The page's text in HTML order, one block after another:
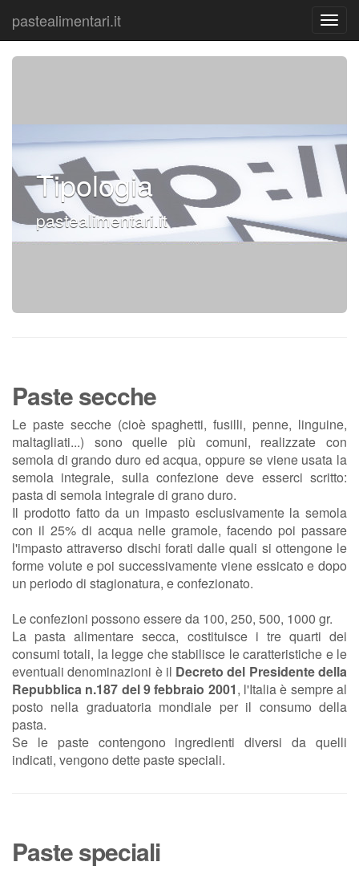
pastealimentari.it
Tipologia
pastealimentari.it
Paste secche
Le paste secche (cioè spaghetti, fusilli, penne, linguine,
maltagliati...) sono quelle più comuni, realizzate con
semola di grando duro ed acqua, oppure se viene usata la
semola integrale, sulla confezione deve esserci scritto:
pasta di semola integrale di grano duro.
Il prodotto fatto da un impasto esclusivamente la semola
con il 25% di acqua nelle gramole, facendo poi passare
l'impasto attraverso dischi forati dalle quali si ottengone le
forme volute e poi successivamente viene essicato e dopo
un periodo di stagionatura, e confezionato.
Le confezioni possono essere da 100, 250, 500, 1000 gr.
La pasta alimentare secca, costituisce i tre quarti dei
consumi totali, la legge che stabilisce le caratteristiche e le
eventuali denominazioni è il Decreto del Presidente della
Repubblica n.187 del 9 febbraio 2001, l'Italia è sempre al
posto nella graduatoria mondiale per il consumo della
pasta.
Se le paste contengono ingredienti diversi da quelli
indicati, vengono dette paste speciali.
Paste speciali